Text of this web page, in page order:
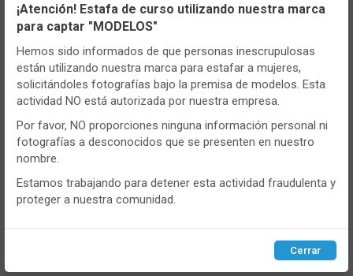
- MUY597913
Pijama infantil niño MuyDemi 597913
VER MÁS
Utilizamos cookies propias y de terceros, de sesión o
persistentes, para hacer funcionar de manera segura nuestra
página web y personalizar su contenido.
Igualmente, utilizamos cookies para medir y obtener datos de
la navegación que realizas y para ajustar el contenido a tus
gustos y preferencias.
Puedesconfigurary aceptar el uso de cookies a tu gusto.
Para obtener más información visita nuestra
cookies .
Configurar Rechazar ACEPTAR
¡Atención! Estafa de curso utilizando nuestra marca
para captar "MODELOS"
Hemos sido informados de que personas inescrupulosas
están utilizando nuestra marca para estafar a mujeres,
solicitándoles fotografías bajo la premisa de modelos. Esta
actividad NO está autorizada por nuestra empresa.
Por favor, NO proporciones ninguna información personal ni
fotografías a desconocidos que se presenten en nuestro
nombre.
Estamos trabajando para detener esta actividad fraudulenta y
proteger a nuestra comunidad.
Cerrar